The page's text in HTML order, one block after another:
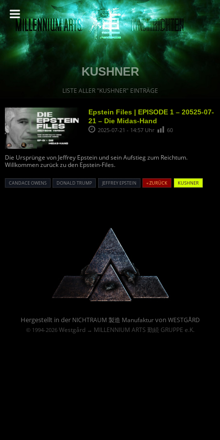
KUSHNER
LISTE ALLER "KUSHNER" EINTRÄGE
Epstein Files | EPISODE 1 – 20525-07-
21 – Die Midas-Hand
2025-07-21 - 14:57 Uhr 60
Die Ursprünge von Jeffrey Epstein und sein Aufstieg zum Reichtum.
Willkommen zurück zu den Epstein-Files.
CANDACE OWENS DONALD TRUMP JEFFREY EPSTEIN « ZURÜCK KUSHNER
Hergestellt in der NICHTRAUM 製造 Manufakturvon WESTGÅRD
© 1994-2026 Westgård→ MILLENNIUM ARTS 勤続 GRUPPE e.K.
Powered By :